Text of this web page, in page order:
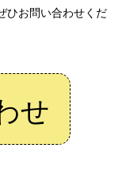
ひお問い合わせくだ
せ